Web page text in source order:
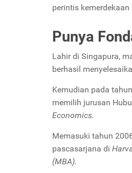
perintis
Punya
Lahir di Singapura,
berhasil
Kemudian pada
memilih jurusan
Economics.
Memasuki tahun
pascasarjana di
(MBA).